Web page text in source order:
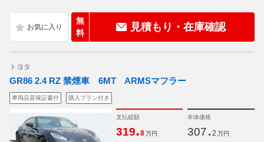
無
料
見積もり・在庫確認
トヨタ
GR86 2.4 RZ 禁煙車 6MT ARMSマフラー
車両品質保証書付 購入プラン付き
支払総額
319.8 万円
本体価格
307. 2 万円